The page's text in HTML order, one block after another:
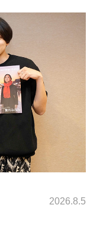
2026.8.5